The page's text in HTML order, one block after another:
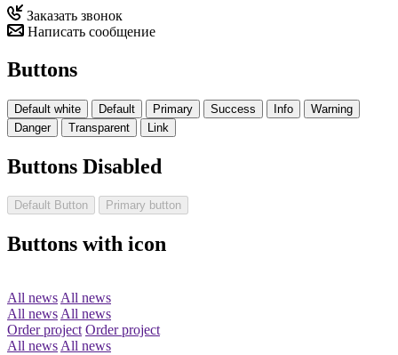
Заказать звонок
Написать сообщение
Buttons
Default white Default Primary Success Info
Warning
Danger
Transparent Link
Buttons Disabled
Default Button Primary button
Buttons with icon
All news All news
All news All news
Order project Order project
All news All news